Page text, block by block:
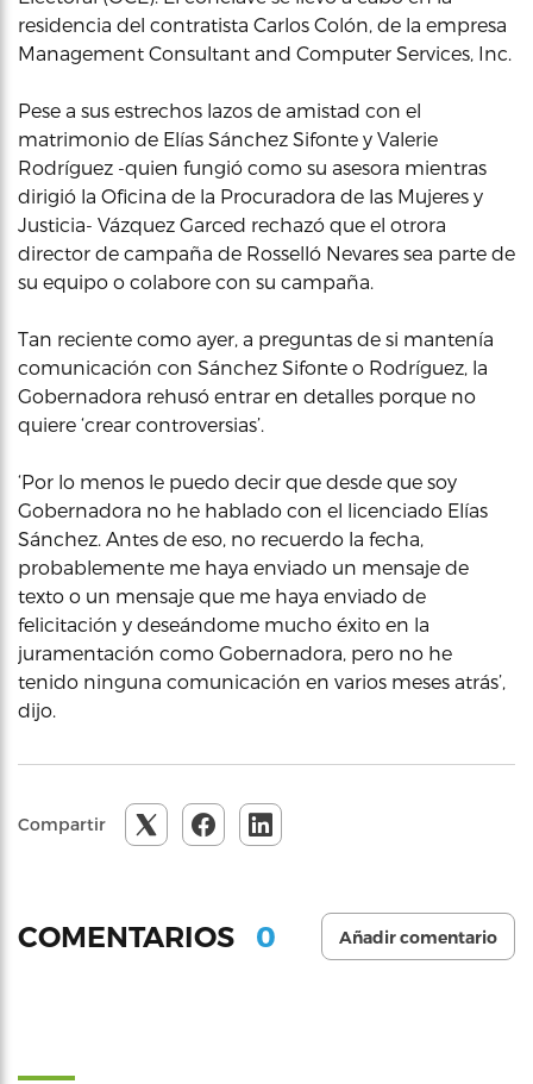
residencia del contratista Carlos Colón, de la empresa
Management Consultant and Computer Services, Inc.
Pese a sus estrechos lazos de amistad con el
matrimonio de Elías Sánchez Sifonte y Valerie
Rodríguez -quien fungió como su asesora mientras
dirigió la Oficina de la Procuradora de las Mujeres y
Justicia- Vázquez Garced rechazó que el otrora
director de campaña de Rosselló Nevares sea parte de
su equipo o colabore con su campaña.
Tan reciente como ayer, a preguntas de si mantenía
comunicación con Sánchez Sifonte o Rodríguez, la
Gobernadora rehusó entrar en detalles porque no
quiere ‘crear controversias’.
‘Por lo menos le puedo decir que desde que soy
Gobernadora no he hablado con el licenciado Elías
Sánchez. Antes de eso, no recuerdo la fecha,
probablemente me haya enviado un mensaje de
texto o un mensaje que me haya enviado de
felicitación y deseándome mucho éxito en la
juramentación como Gobernadora, pero no he
tenido ninguna comunicación en varios meses atrás’,
dijo.
Compartir
COMENTARIOS 0 Añadir comentario